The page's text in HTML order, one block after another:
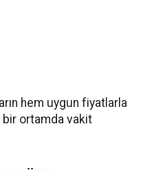
hem uygun fiyatlarla
bir ortamda vakit